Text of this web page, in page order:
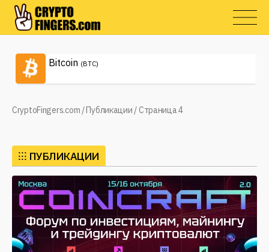
Bitcoin (BTC)
CryptoFingers.com /Публикации / Страница 4
⁝⁝⁝ ПУБЛИКАЦИИ